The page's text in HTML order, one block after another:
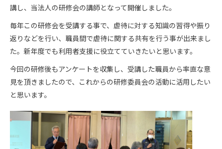
講し、当法人の研修会の講師となって開催しました。
毎年この研修会を受講する事で、虐待に対する知識の習得や振り
返りなどを行い、職員間で虐待に関する共有を行う事が出来まし
た。新年度でも利用者支援に役立てていきたいと思います。
今回の研修後もアンケートを収集し、受講した職員から率直な意
見を頂きましたので、これからの研修委員会の活動に活用したい
と思います。